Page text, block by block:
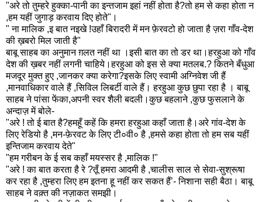
"अरे तो तुम्हरे हुक्का-पानी का इन्तजाम इहां नहीं होता है?तो हम से कहा होता न
,हम यहीं जुगाड़ करवाय दिए होते"।
" ना मालिक ,इ बात नइखे !उहाँ बिरादरी में मन फ़ेरवटो हो जाता है ज़रा गाँव-देश
की ख़बरो मिल जाती है"
बाबू साहब का अनुमान ग़लत नहीं था ।इसी बात का तो डर था।हरहुआ को गाँव
देश की ख़बर नहीं लगनी चाहिये।हरहुआ को इस से क्या मतलब.? कितने बँधुआ
मजदूर मुक्त हुए ,जानकर क्या करेगा?इसके लिए स्वामी अग्निवेश जी हैं
,मानवाधिकार वाले हैं ,सिविल लिबर्टी वाले हैं। हरहुआ कुछ छुपा रहा है । बाबू
साहब ने पांसा फेंका,अपनी स्वर शैली बदली।कुछ बहलाने ,कुछ फुसलाने के
अन्दाज़ में बोले-
"अरे ! तो ई बात है?हमहूँ कहें कि हमरा हरहुआ कहाँ जाता है।अरे गांव-देश के
लिए रेडियो है ,मन-फ़ेरवट के लिए टी०वी० है ,हमसे कहा होता तो हम सब यहीं
इन्तिजाम करवाय देते"
"हम गरीबन के ई सब कहाँ मयस्सर है ,मालिक !"
"अरे ! का बात करता है रे ?तूँ हमरा आदमी है ,चालीस साल से सेवा-सुश्रूषा
कर रहा है ,तुम्हरा लिए हम इतना हू नहीं कर सकत हैं’- निशाना सही बैठा। बाबू
साहब ने वक़्त की नज़ाकत समझी।